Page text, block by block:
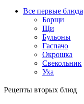
Все первые блюда
Борщи
Щи
Бульоны
Гаспачо
Окрошка
Свекольник
Уха
Рецепты вторых блюд